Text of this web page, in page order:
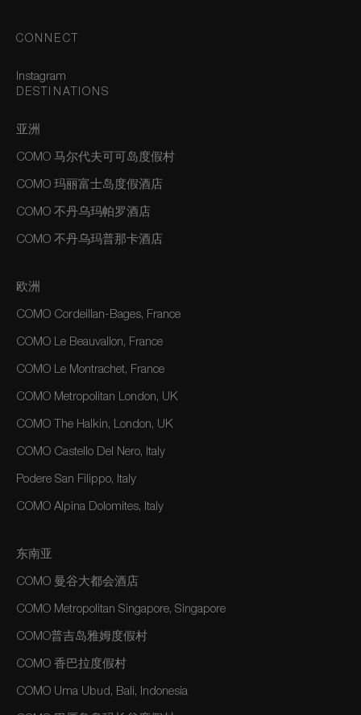
CONNECT
Instagram
DESTINATIONS
亚洲
COMO 马尔代夫可可岛度假村
COMO 玛丽富士岛度假酒店
COMO 不丹乌玛帕罗酒店
COMO 不丹乌玛普那卡酒店
欧洲
COMO Cordeillan-Bages, France
COMO Le Beauvallon, France
COMO Le Montrachet, France
COMO Metropolitan London, UK
COMO The Halkin, London, UK
COMO Castello Del Nero, Italy
Podere San Filippo, Italy
COMO Alpina Dolomites, Italy
东南亚
COMO 曼谷大都会酒店
COMO Metropolitan Singapore, Singapore
COMO普吉岛雅姆度假村
COMO 香巴拉度假村
COMO Uma Ubud, Bali, Indonesia